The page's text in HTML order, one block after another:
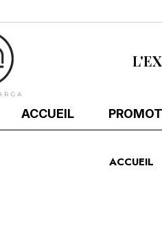
ACCUEIL
ACCUEIL